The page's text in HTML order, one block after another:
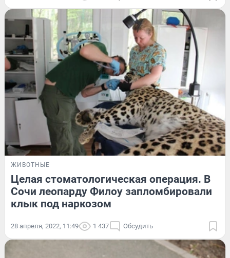
ЖИВОТНЫЕ
Целая стоматологическая операция. В
Сочи леопарду Филоу запломбировали
клык под наркозом
28 апреля, 2022, 11:49 1 437 Обсудить